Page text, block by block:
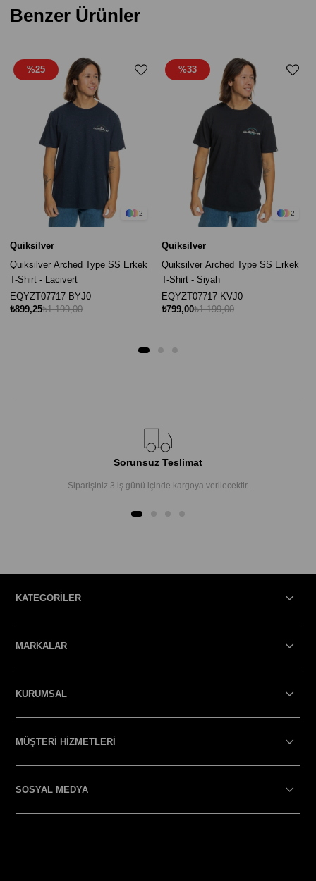
Benzer Ürünler
2
Quiksilver
Quiksilver Arched Type SS Erkek
T-Shirt - Lacivert
EQYZT07717-BYJ0
₺899,25₺1.199,00
%25
2
Quiksilver
Quiksilver Arched Type SS Erkek
T-Shirt - Siyah
EQYZT07717-KVJ0
₺799,00₺1.199,00
%33
Sorunsuz Teslimat
Siparişiniz 3 iş günü içinde kargoya verilecektir.
KATEGORİLER
MARKALAR
KURUMSAL
MÜŞTERİ HİZMETLERİ
SOSYAL MEDYA